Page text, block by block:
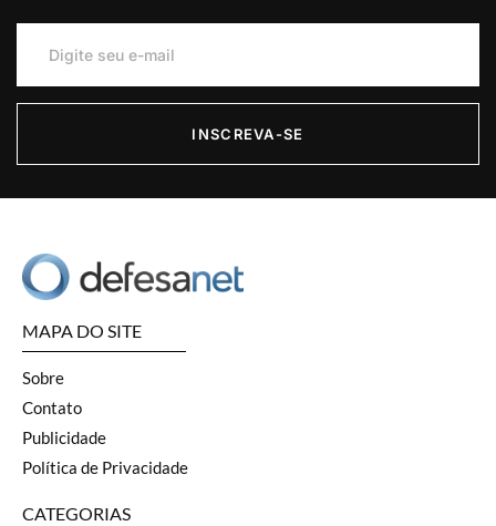
INSCREVA-SE
MAPA DO SITE
Sobre
Contato
Publicidade
Política de Privacidade
CATEGORIAS